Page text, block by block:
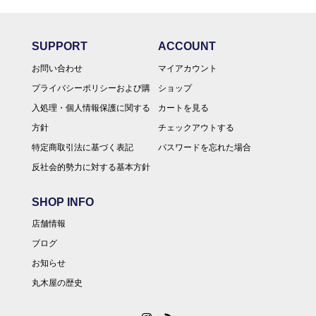
SUPPORT
お問い合わせ
プライバシーポリシーおよび購
入処理・個人情報保護に関する
方針
特定商取引法に基づく表記
反社会的勢力に対する基本方針
ACCOUNT
マイアカウント
ショップ
カートを見る
チェックアウトする
パスワードを忘れた場合
SHOP INFO
店舗情報
ブログ
お知らせ
丸木屋の歴史